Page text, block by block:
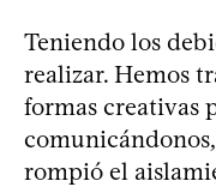
Teniendo los
realizar. Hemos
formas creativas
rompió el